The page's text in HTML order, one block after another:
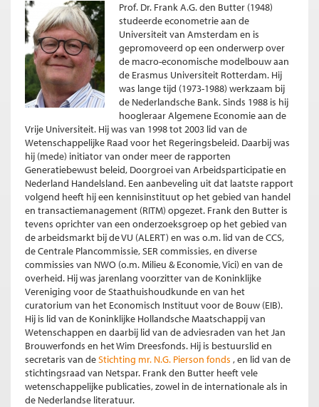
Prof. Dr. Frank A.G. den Butter (1948)
studeerde econometrie aan de
Universiteit van Amsterdam en is
gepromoveerd op een onderwerp over
de macro-economische modelbouw aan
de Erasmus Universiteit Rotterdam. Hij
was lange tijd (1973-1988) werkzaam bij
de Nederlandsche Bank. Sinds 1988 is hij
hoogleraar Algemene Economie aan de
Vrije Universiteit. Hij was van 1998 tot 2003 lid van de
Wetenschappelijke Raad voor het Regeringsbeleid. Daarbij was
hij (mede) initiator van onder meer de rapporten
Generatiebewust beleid, Doorgroei van Arbeidsparticipatie en
Nederland Handelsland. Een aanbeveling uit dat laatste rapport
volgend heeft hij een kennisinstituut op het gebied van handel
en transactiemanagement (RITM) opgezet. Frank den Butter is
tevens oprichter van een onderzoeksgroep op het gebied van
de arbeidsmarkt bij de VU (ALERT) en was o.m. lid van de CCS,
de Centrale Plancommissie, SER commissies, en diverse
commissies van NWO (o.m. Milieu & Economie, Vici) en van de
overheid. Hij was jarenlang voorzitter van de Koninklijke
Vereniging voor de Staathuishoudkunde en van het
curatorium van het Economisch Instituut voor de Bouw (EIB).
Hij is lid van de Koninklijke Hollandsche Maatschappij van
Wetenschappen en daarbij lid van de adviesraden van het Jan
Brouwerfonds en het Wim Dreesfonds. Hij is bestuurslid en
secretaris van deStichting mr. N.G. Pierson fonds , en lid van de
stichtingsraad van Netspar. Frank den Butter heeft vele
wetenschappelijke publicaties, zowel in de internationale als in
de Nederlandse literatuur.